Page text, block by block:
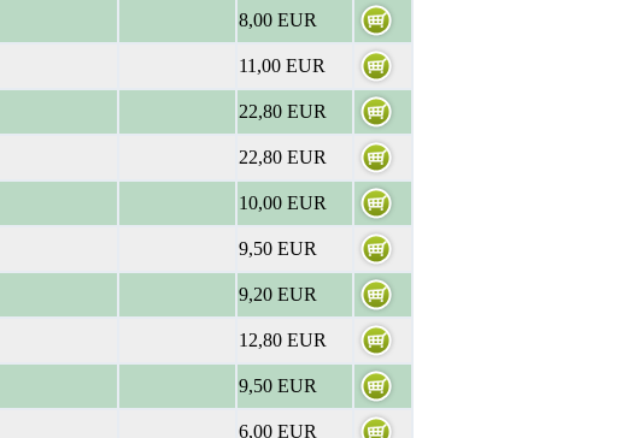
8,00 EUR
11,00 EUR
22,80 EUR
22,80 EUR
10,00 EUR
9,50 EUR
9,20 EUR
12,80 EUR
9,50 EUR
6,00 EUR